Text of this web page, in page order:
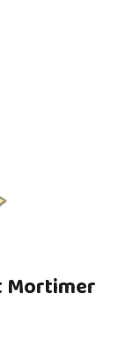
Mortimer